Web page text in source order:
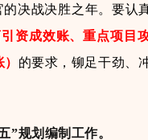
的决战决胜之年。 要认
引资成效账、重点项
） 的要求，铆足干劲、
”规划 编制工作。